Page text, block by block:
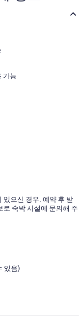
가능
있으신 경우, 예약 후 받
로 숙박 시설에 문의해 주
있음)